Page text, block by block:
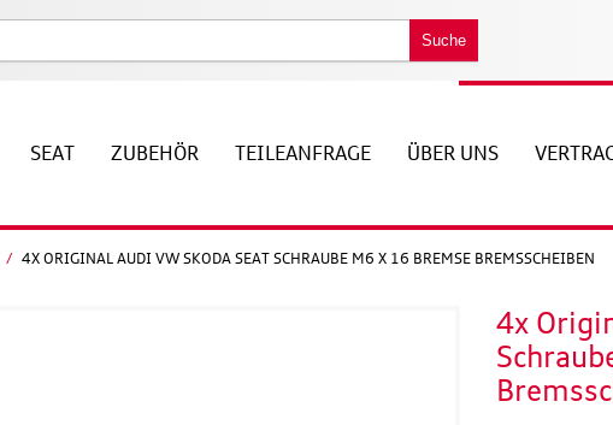
Suche
SEAT ZUBEHÖR TEILEANFRAGE ÜBER UNS
/ 4X ORIGINAL AUDI VW SKODA SEAT SCHRAUBE M6 X 16 BREMSE BREMSSCHEIBEN
4x